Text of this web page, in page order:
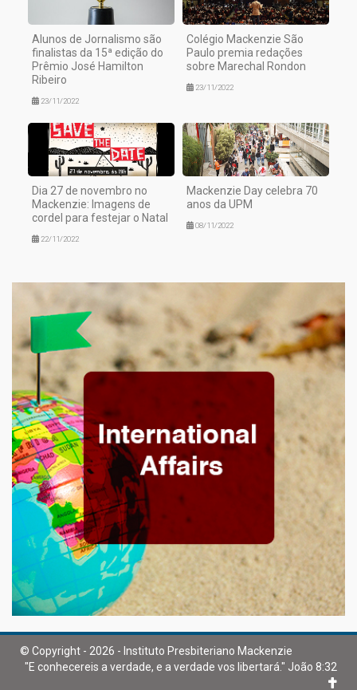
Alunos de Jornalismo são
finalistas da 15ª edição do
Prêmio José Hamilton
Ribeiro
23/11/2022
Colégio Mackenzie São
Paulo premia redações
sobre Marechal Rondon
23/11/2022
Dia 27 de novembro no
Mackenzie: Imagens de
cordel para festejar o Natal
22/11/2022
Mackenzie Day celebra 70
anos da UPM
08/11/2022
© Copyright - 2026 - Instituto Presbiteriano Mackenzie
"E conhecereis a verdade, e a verdade vos libertará." João 8:32